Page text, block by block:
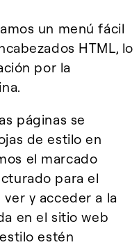
un menú fácil
HTML, lo
por la
páginas se
de estilo en
el marcado
para el
y acceder a la
en el sitio web
estén